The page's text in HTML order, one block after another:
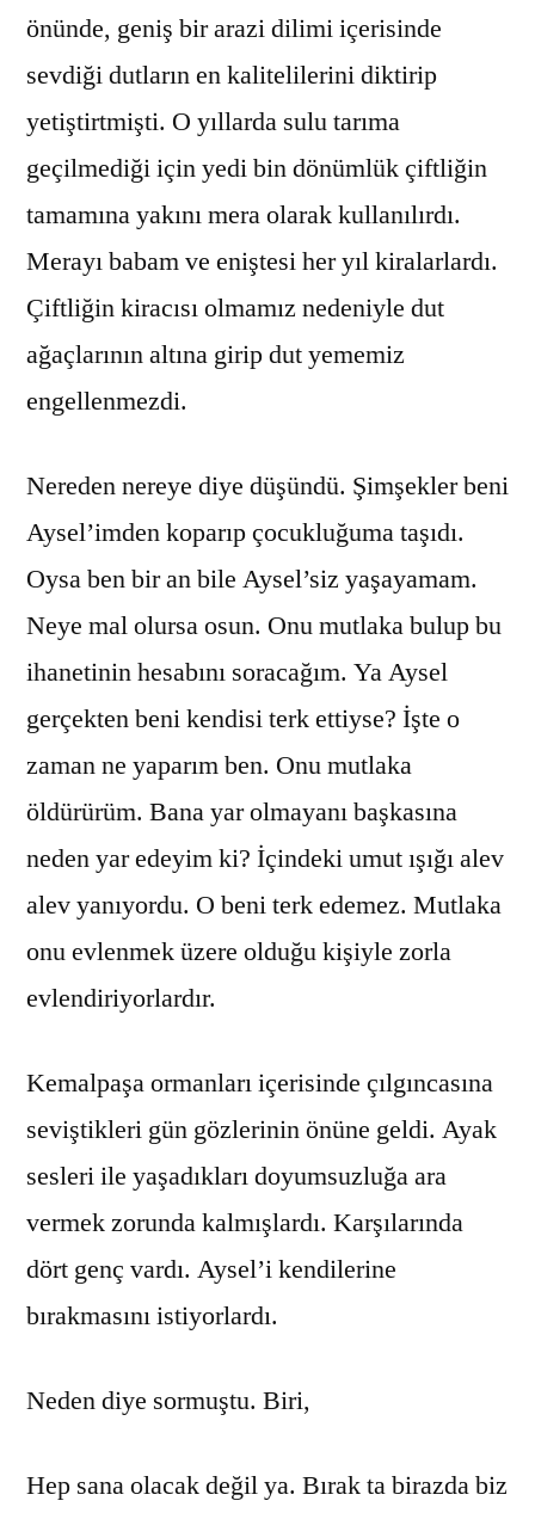
önünde, geniş bir arazi dilimi içerisinde
sevdiği dutların en kalitelilerini diktirip
yetiştirtmişti. O yıllarda sulu tarıma
geçilmediği için yedi bin dönümlük çiftliğin
tamamına yakını mera olarak kullanılırdı.
Merayı babam ve eniştesi her yıl kiralarlardı.
Çiftliğin kiracısı olmamız nedeniyle dut
ağaçlarının altına girip dut yememiz
engellenmezdi.
Nereden nereye diye düşündü. Şimşekler beni
Aysel’imden koparıp çocukluğuma taşıdı.
Oysa ben bir an bile Aysel’siz yaşayamam.
Neye mal olursa osun. Onu mutlaka bulup bu
ihanetinin hesabını soracağım. Ya Aysel
gerçekten beni kendisi terk ettiyse? İşte o
zaman ne yaparım ben. Onu mutlaka
öldürürüm. Bana yar olmayanı başkasına
neden yar edeyim ki? İçindeki umut ışığı alev
alev yanıyordu. O beni terk edemez. Mutlaka
onu evlenmek üzere olduğu kişiyle zorla
evlendiriyorlardır.
Kemalpaşa ormanları içerisinde çılgıncasına
seviştikleri gün gözlerinin önüne geldi. Ayak
sesleri ile yaşadıkları doyumsuzluğa ara
vermek zorunda kalmışlardı. Karşılarında
dört genç vardı. Aysel’i kendilerine
bırakmasını istiyorlardı.
Neden diye sormuştu. Biri,
Hep sana olacak değil ya. Bırak ta birazda biz